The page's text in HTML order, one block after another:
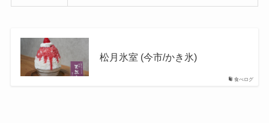
食べログ
松月氷室 (今市/かき氷)